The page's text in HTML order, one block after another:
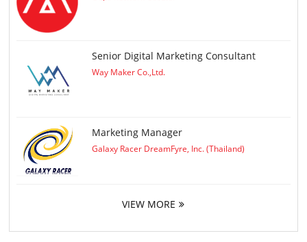
Senior Digital Marketing Consultant
Way Maker Co.,Ltd.
Marketing Manager
Galaxy Racer DreamFyre, Inc. (Thailand)
VIEW MORE